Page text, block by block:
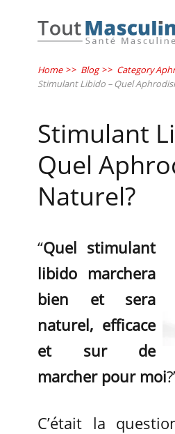
Home >> Blog >> Category
Stimulant Libido – Quel
Stimulant
Quel
Naturel?
“Quel stimulant
libido marchera
bien et sera
naturel, efficace
et sur de
marcher pour moi
C’était la